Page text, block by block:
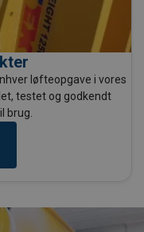
løfteopgave i vores
testet og godkendt
brug.